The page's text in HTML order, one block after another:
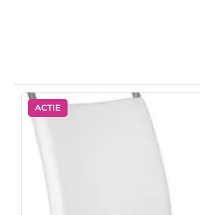
ACTIE